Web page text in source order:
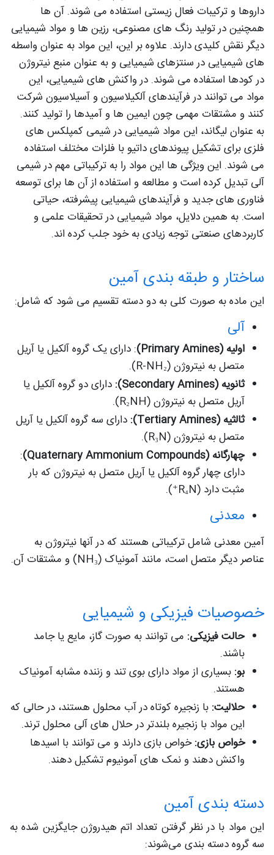
داروها و ترکیبات فعال زیستی استفاده می شوند. آن ها
همچنین در تولید رنگ های مصنوعی، رزین ها و مواد شیمیایی
دیگر نقش کلیدی دارند. علاوه بر این، این مواد به عنوان واسطه
های شیمیایی در سنتزهای شیمیایی و به عنوان منبع نیتروژن
در کودها استفاده می شوند. در واکنش های شیمیایی، این
مواد می توانند در فرآیندهای آلکیلاسیون و آسیلاسیون شرکت
کنند و مشتقات مهمی چون ایمین ها و آمیدها را تولید کنند.
به عنوان لیگاند، این مواد شیمیایی در شیمی کمپلکس های
فلزی برای تشکیل پیوندهای داتیو با فلزات مختلف استفاده
می شوند. این ویژگی ها این مواد را به ترکیباتی مهم در شیمی
آلی تبدیل کرده است و مطالعه و استفاده از آن ها برای توسعه
فناوری های جدید و فرآیندهای شیمیایی پیشرفته، حیاتی
است. به همین دلایل، مواد شیمیایی در تحقیقات علمی و
کاربردهای صنعتی توجه زیادی به خود جلب کرده اند.
ساختار و طبقه بندی آمین
این ماده به صورت کلی به دو دسته تقسیم می شود که شامل:
آلی
اولیه (Primary Amines)
: دارای یک گروه آلکیل یا آریل
متصل به نیتروژن (R-NH₂).
ثانویه (Secondary Amines):
دارای دو گروه آلکیل یا
آریل متصل به نیتروژن (R₂NH).
ثالثیه (Tertiary Amines):
دارای سه گروه آلکیل یا آریل
متصل به نیتروژن (R₃N).
چهارگانه (Quaternary Ammonium Compounds)
:
دارای چهار گروه آلکیل یا آریل متصل به نیتروژن که بار
مثبت دارد (R₄N⁺).
معدنی
آمین معدنی شامل ترکیباتی هستند که در آنها نیتروژن به
عناصر دیگر متصل است، مانند آمونیاک (NH₃) و مشتقات آن.
خصوصیات فیزیکی و شیمیایی
حالت فیزیکی: می توانند به صورت گاز، مایع یا جامد
باشند.
بو: بسیاری از مواد دارای بوی تند و زننده مشابه آمونیاک
هستند.
حلالیت: با زنجیره کوتاه در آب محلول هستند، در حالی که
این مواد با زنجیره بلندتر در حلال های آلی محلول ترند.
خواص بازی:خواص بازی دارند و می توانند با اسیدها
واکنش دهند و نمک های آمونیوم تشکیل دهند.
دسته بندی آمین
این مواد با در نظر گرفتن تعداد اتم هیدروژن جایگزین شده به
سه گروه دسته بندی می‌شوند: